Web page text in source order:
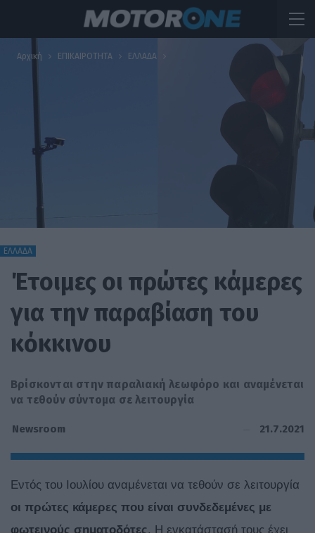
Αρχική ΕΠΙΚΑΙΡΟΤΗΤΑ ΕΛΛΑΔΑ
ΕΛΛΑΔΑ
Έτοιμες οι πρώτες κάμερες
για την παραβίαση του
κόκκινου
Βρίσκονται στην παραλιακή λεωφόρο και αναμένεται
να τεθούν σύντομα σε λειτουργία
Newsroom 21.7.2021
Εντός του Ιουλίου αναμένεται να τεθούν σε λειτουργία
οι πρώτες κάμερες που είναι συνδεδεμένες με
φωτεινούς σηματοδότες. Η εγκατάστασή τους έχει